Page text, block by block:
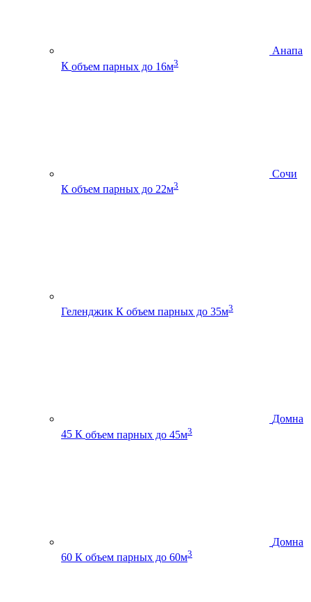
Анапа
К объем парных до 16м3
Сочи
К объем парных до 22м3
Геленджик К объем парных до 35м3
Домна
45 К объем парных до 45м3
Домна
60 К объем парных до 60м3